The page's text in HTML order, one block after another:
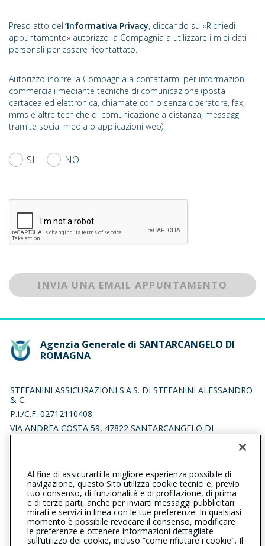
Preso atto dell’Informativa Privacy, cliccando su «Richiedi
appuntamento» autorizzo la Compagnia a utilizzare i miei dati
personali per essere ricontattato.
Autorizzo inoltre la Compagnia a contattarmi per informazioni
commerciali mediante tecniche di comunicazione (posta
cartacea ed elettronica, chiamate con o senza operatore, fax,
mms e altre tecniche di comunicazione a distanza, messaggi
tramite social media o applicazioni web).
SI NO
INVIA UNA EMAIL APPUNTAMENTO
Agenzia Generale di SANTARCANGELO DI
ROMAGNA
STEFANINI ASSICURAZIONI S.A.S. DI STEFANINI ALESSANDRO
& C.
P.I./C.F. 02712110408
VIA ANDREA COSTA 59, 47822 SANTARCANGELO DI
ROMAGNA (RN)
0541623272 0541329091
santarcangelodiromagna@cattolica.it
stefaniniassicurazionisas@legalmail.it
Al fine di assicurarti la migliore esperienza possibile di
navigazione, questo Sito utilizza cookie tecnici e, previo
tuo consenso, di funzionalità e di profilazione, di prima
e di terze parti, anche per inviarti messaggi pubblicitari
mirati e servizi in linea con le tue preferenze. In qualsiasi
momento è possibile revocare il consenso, modificare
le preferenze e ottenere informazioni dettagliate
sull’utilizzo dei cookie, incluso “come rifiutare i cookie". Il